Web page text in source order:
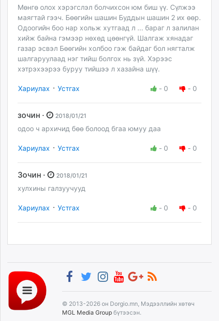
Мөнгө олох хэрэгслэл болчихсон юм биш үү. Сүлжээ
маягтай гээч. Бөөгийн шашин Буддын шашин 2 их өөр.
Одоогийн боо нар хольж хутгаад л ... бараг л залилан
хийж байна гэмээр нөхөд цөөнгүй. Шалгаж хянадаг
газар эсвэл Бөөгийн холбоо гэж байдаг бол нягталж
шалгаруулаад нэг тийш болгох нь зүй. Хэрээс
хэтрэхээрээ буруу тийшээ л хазайна шүү.
Хариулах · Устгах - 0 - 0
зочин · 2018/01/21
одоо ч архичид бөө болоод бгаа юмуу даа
Хариулах · Устгах - 0 - 0
Зочин · 2018/01/21
хулхины галзуучууд
Хариулах · Устгах - 0 - 0
© 2013-2026 он Dorgio.mn, Мэдээллийн хөтөч
MGL Media Group бүтээсэн.